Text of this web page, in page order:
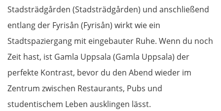
Stadsträdgården (Stadsträdgården) und anschließend
entlang der Fyrisån (Fyrisån) wirkt wie ein
Stadtspaziergang mit eingebauter Ruhe. Wenn du noch
Zeit hast, ist Gamla Uppsala (Gamla Uppsala) der
perfekte Kontrast, bevor du den Abend wieder im
Zentrum zwischen Restaurants, Pubs und
studentischem Leben ausklingen lässt.
Turek
Posen
Schwiebus